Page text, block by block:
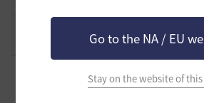
Go to the NA / EU
Stay on the website of
47.8K 黒い砂漠
大募集！！